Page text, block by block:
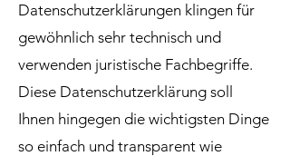
Datenschutzerklärungen klingen für
gewöhnlich sehr technisch und
verwenden juristische Fachbegriffe.
Diese Datenschutzerklärung soll
Ihnen hingegen die wichtigsten Dinge
so einfach und transparent wie